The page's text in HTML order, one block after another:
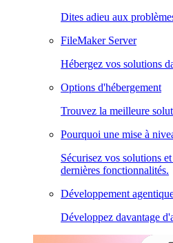
Dites adieu aux
FileMaker Server
Hébergez vos solutions
Options d'hébergement
Trouvez la meilleure
Pourquoi une mise à
Sécurisez vos solutions
dernières fonctionnalités.
Développement
Développez davantage